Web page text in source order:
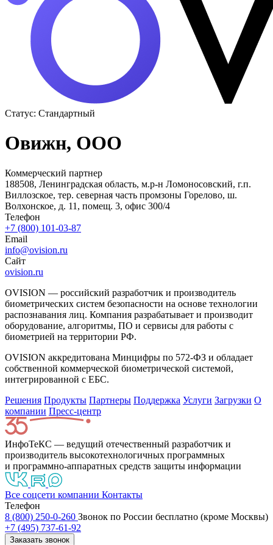
Статус: Стандартный
Овижн, ООО
Коммерческий партнер
188508, Ленинградская область, м.р-н Ломоносовский, г.п.
Виллозское, тер. северная часть промзоны Горелово, ш.
Волхонское, д. 11, помещ. 3, офис 300/4
Телефон
+7 (800) 101-03-87
Email
info@ovision.ru
Сайт
ovision.ru
OVISION — российский разработчик и производитель
биометрических систем безопасности на основе технологии
распознавания лиц. Компания разрабатывает и производит
оборудование, алгоритмы, ПО и сервисы для работы с
биометрией на территории РФ.
OVISION аккредитована Минцифры по 572-ФЗ и обладает
собственной коммерческой биометрической системой,
интегрированной с ЕБС.
Решения Продукты Партнeры Поддержка Услуги Загрузки О
компании Пресс-центр
ИнфоТеКС — ведущий отечественный разработчик и
производитель высокотехнологичных программных
и программно-аппаратных средств защиты информации
Все соцсети компании Контакты
Телефон
8 (800) 250-0-260 Звонок по России бесплатно (кроме Москвы)
+7 (495) 737-61-92
Заказать звонок